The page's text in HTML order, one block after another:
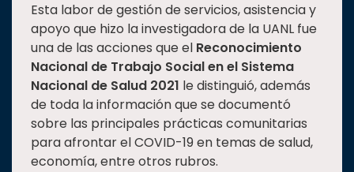
Esta labor de gestión de servicios, asistencia y
apoyo que hizo la investigadora de la UANL fue
una de las acciones que el Reconocimiento
Nacional de Trabajo Social en el Sistema
Nacional de Salud 2021 le distinguió, además
de toda la información que se documentó
sobre las principales prácticas comunitarias
para afrontar el COVID-19 en temas de salud,
economía, entre otros rubros.